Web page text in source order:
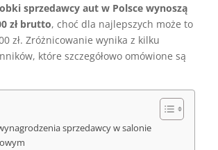
sprzedawcy aut w Polsce wynoszą
zł brutto, choć dla najlepszych może to
zł. Zróżnicowanie wynika z kilku
które szczegółowo omówione są
sprzedawcy w salonie